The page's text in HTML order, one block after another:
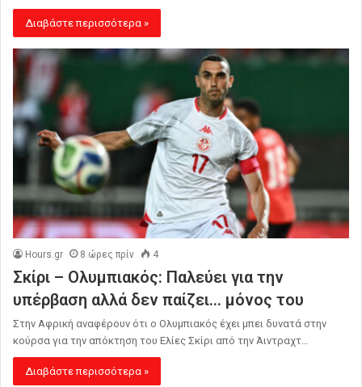
Διαβάστε περισσότερα »
Hours.gr 8 ώρες πρίν 4
Σκίρι – Ολυμπιακός: Παλεύει για την
υπέρβαση αλλά δεν παίζει… μόνος του
Στην Αφρική αναφέρουν ότι ο Ολυμπιακός έχει μπει δυνατά στην
κούρσα για την απόκτηση του Ελίες Σκίρι από την Άιντραχτ…
Διαβάστε περισσότερα »